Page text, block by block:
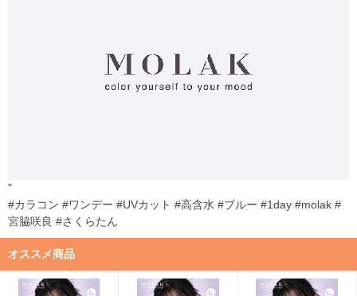
"
#カラコン #ワンデー #UVカット #高含水 #ブルー #1day #molak #
宮脇咲良 #さくらたん
オススメ商品